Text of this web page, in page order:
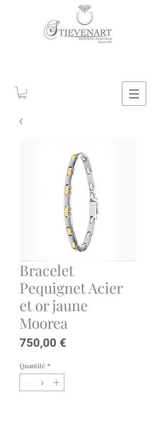
Bracelet
Pequignet Acier
et or jaune
Moorea
750,00 €
Quantité *